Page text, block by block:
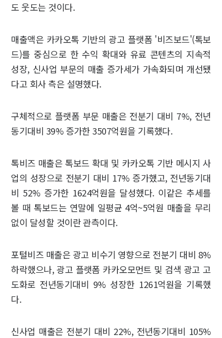
도 웃도는 것이다.
매출액은 카카오톡 기반의 광고 플랫폼 '비즈보드'(톡보
드)를 중심으로 한 수익 확대와 유료 콘텐츠의 지속적
성장, 신사업 부문의 매출 증가세가 가속화되며 개선됐
다고 회사 측은 설명했다.
구체적으로 플랫폼 부문 매출은 전분기 대비 7%, 전년
동기대비 39% 증가한 3507억원을 기록했다.
톡비즈 매출은 톡보드 확대 및 카카오톡 기반 메시지 사
업의 성장으로 전분기 대비 17% 증가했고, 전년동기대
비 52% 증가한 1624억원을 달성했다. 이같은 추세를
볼 때 톡보드는 연말에 일평균 4억~5억원 매출을 무리
없이 달성할 것이란 관측이다.
포털비즈 매출은 광고 비수기 영향으로 전분기 대비 8%
하락했으나, 광고 플랫폼 카카오모먼트 및 검색 광고 고
도화로 전년동기대비 9% 성장한 1261억원을 기록했
다.
신사업 매출은 전분기 대비 22%, 전년동기대비 105%